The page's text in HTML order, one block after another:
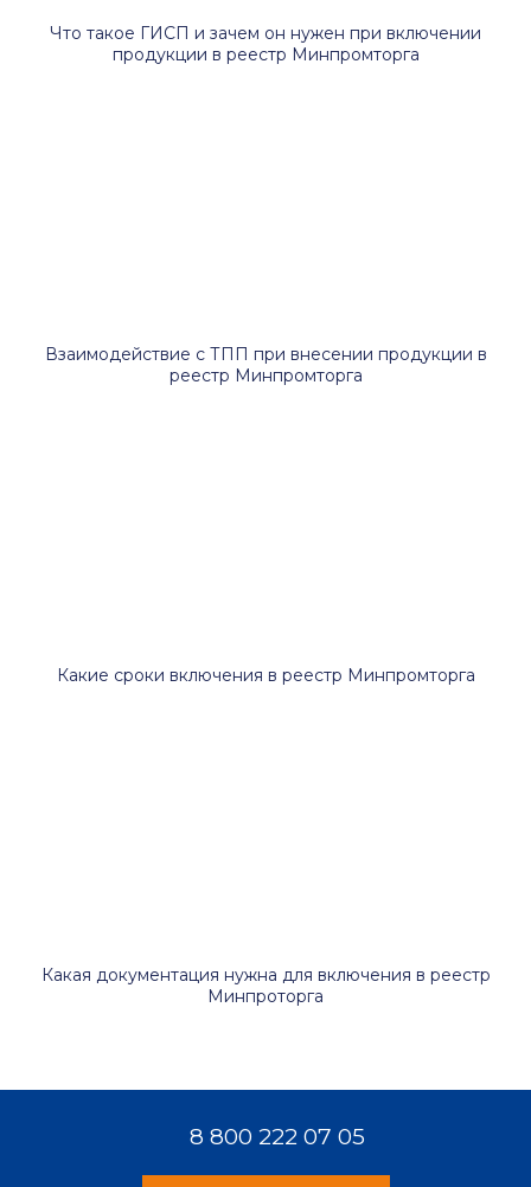
Что такое ГИСП и зачем он нужен при включении
продукции в реестр Минпромторга
Взаимодействие с ТПП при внесении продукции в
реестр Минпромторга
Какие сроки включения в реестр Минпромторга
Какая документация нужна для включения в реестр
Минпроторга
8 800 222 07 05